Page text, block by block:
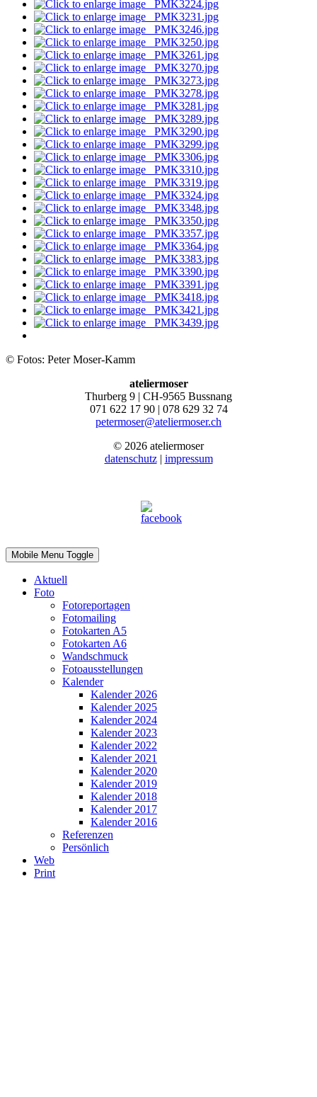
© Fotos: Peter Moser-Kamm
ateliermoser
Thurberg 9 | CH-9565 Bussnang
071 622 17 90 | 078 629 32 74
petermoser@ateliermoser.ch
© 2026 ateliermoser
datenschutz| impressum
Mobile Menu Toggle
Aktuell
Foto
Fotoreportagen
Fotomailing
Fotokarten A5
Fotokarten A6
Wandschmuck
Fotoausstellungen
Kalender
Kalender 2026
Kalender 2025
Kalender 2024
Kalender 2023
Kalender 2022
Kalender 2021
Kalender 2020
Kalender 2019
Kalender 2018
Kalender 2017
Kalender 2016
Referenzen
Persönlich
Web
Print